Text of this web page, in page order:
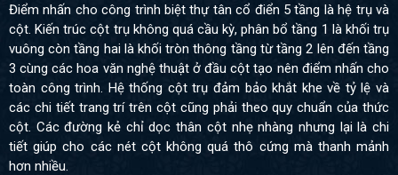
Điểm nhấn cho công trình biệt thự tân cổ điển 5 tầng là hệ trụ và
cột. Kiến trúc cột trụ không quá cầu kỳ, phân bổ tầng 1 là khối trụ
vuông còn tầng hai là khối tròn thông tầng từ tầng 2 lên đến tầng
3 cùng các hoa văn nghệ thuật ở đầu cột tạo nên điểm nhấn cho
toàn công trình. Hệ thống cột trụ đảm bảo khắt khe về tỷ lệ và
các chi tiết trang trí trên cột cũng phải theo quy chuẩn của thức
cột. Các đường kẻ chỉ dọc thân cột nhẹ nhàng nhưng lại là chi
tiết giúp cho các nét cột không quá thô cứng mà thanh mảnh
hơn nhiều.